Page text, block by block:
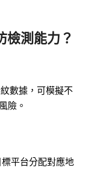
測能力？
數據，可模擬不
險。
平台分配對應地